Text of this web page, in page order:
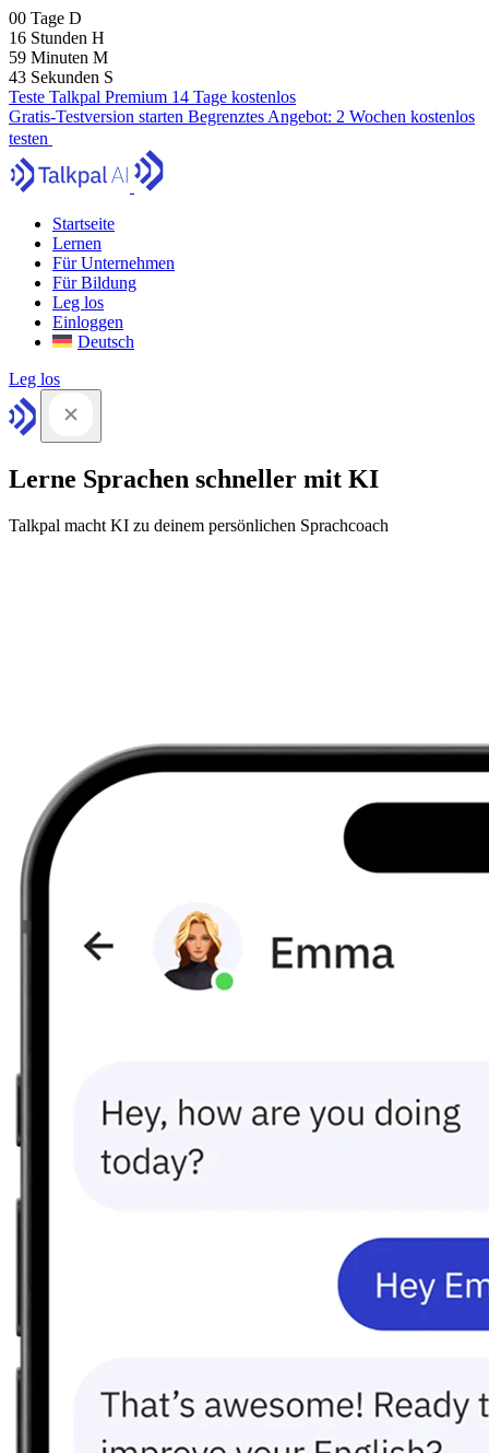
00 Tage D
16 Stunden H
59 Minuten M
41 Sekunden S
Teste Talkpal Premium 14 Tage kostenlos
Gratis-Testversion starten Begrenztes Angebot: 2 Wochen kostenlos
testen
Startseite
Lernen
Für Unternehmen
Für Bildung
Leg los
Einloggen
Deutsch
Leg los
Lerne Sprachen schneller mit KI
Talkpal macht KI zu deinem persönlichen Sprachcoach